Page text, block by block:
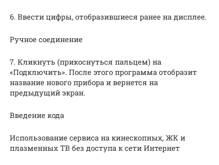
6. Ввести цифры, отобразившиеся ранее на дисплее.
Ручное соединение
7. Кликнуть (прикоснуться пальцем) на
«Подключить». После этого программа отобразит
название нового прибора и вернется на
предыдущий экран.
Введение кода
Использование сервиса на кинескопных, ЖК и
плазменных ТВ без доступа к сети Интернет